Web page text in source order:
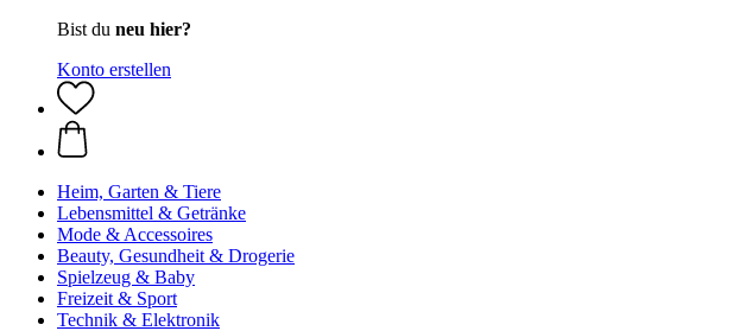
Bist du neu hier?
Konto erstellen
Heim, Garten & Tiere
Lebensmittel & Getränke
Mode & Accessoires
Beauty, Gesundheit & Drogerie
Spielzeug & Baby
Freizeit & Sport
Technik & Elektronik